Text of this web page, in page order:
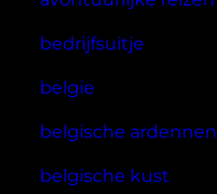
bedrijfsuitje
belgie
belgische ardennen
belgische kust